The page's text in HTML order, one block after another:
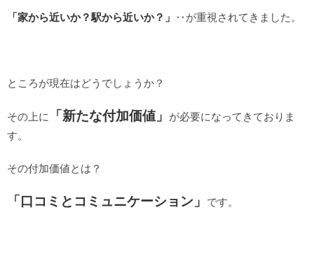
「家から近いか？駅から近いか？」 ‥が重視されてきました。
ところが現在はどうでしょうか？
その上に 「新たな付加価値」
が必要になってきておりま
す。
その付加価値とは？
「口コミとコミュニケーション」 です。